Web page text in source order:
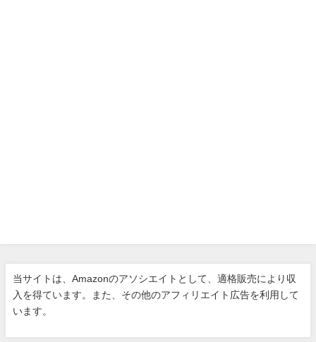
当サイトは、Amazonのアソシエイトとして、適格販売により収
入を得ています。また、その他のアフィリエイト広告を利用して
います。